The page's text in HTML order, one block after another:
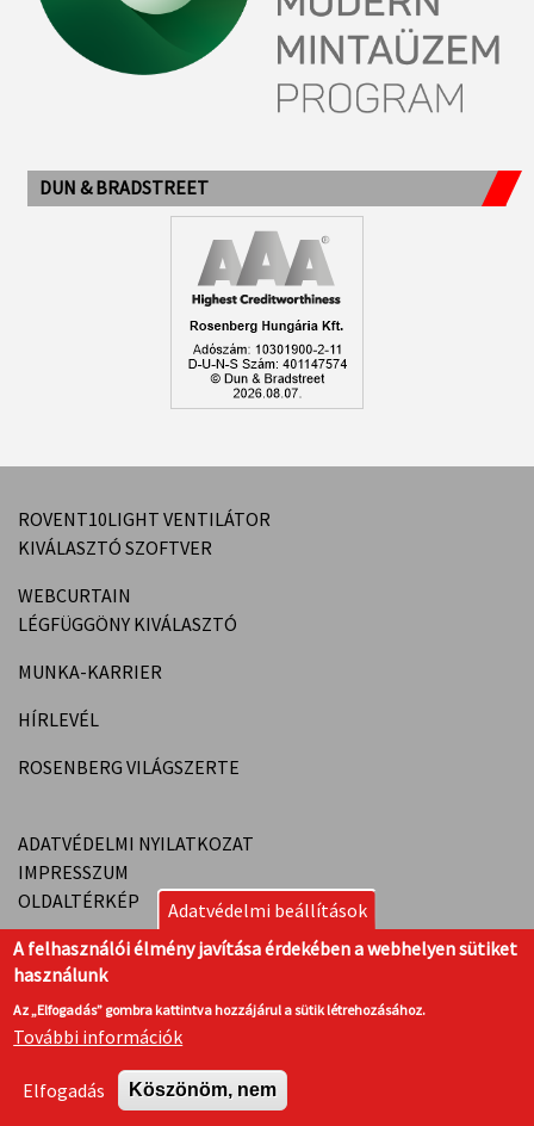
DUN & BRADSTREET
ROVENT10LIGHT VENTILÁTOR
KIVÁLASZTÓ SZOFTVER
WEBCURTAIN
LÉGFÜGGÖNY KIVÁLASZTÓ
MUNKA-KARRIER
HÍRLEVÉL
ROSENBERG VILÁGSZERTE
ADATVÉDELMI NYILATKOZAT
IMPRESSZUM
OLDALTÉRKÉP
© ROSENBERG HUNGÁRIA LÉG- ÉS KLÍMATECHNIKA
Adatvédelmi beállítások
A felhasználói élmény javítása érdekében a webhelyen sütiket
használunk
Az „Elfogadás” gombra kattintva hozzájárul a sütik létrehozásához.
További információk
Elfogadás Köszönöm, nem